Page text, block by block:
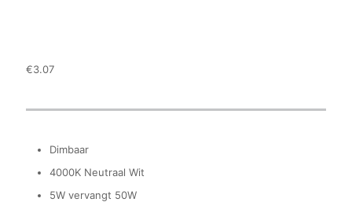
€3.07
Dimbaar
4000K Neutraal Wit
5W vervangt 50W